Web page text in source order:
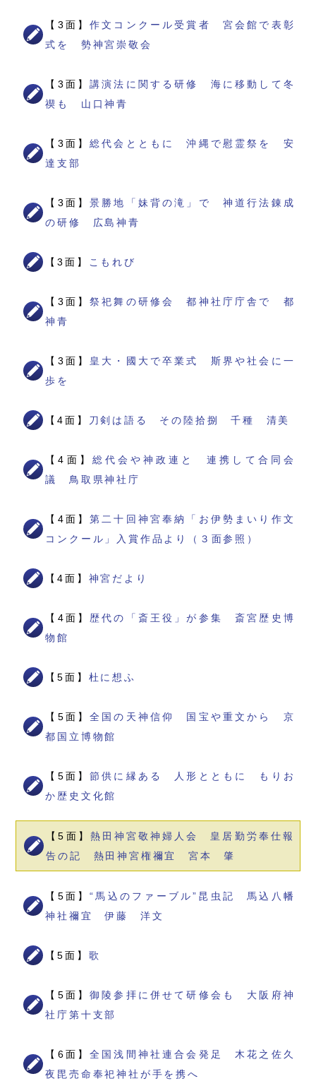
【3面】作文コンクール受賞者 宮会館で表彰
式を 勢神宮崇敬会
【3面】講演法に関する研修 海に移動して冬
禊も 山口神青
【3面】総代会とともに 沖縄で慰霊祭を 安
達支部
【3面】景勝地「妹背の滝」で 神道行法錬成
の研修 広島神青
【3面】 こもれび
【3面】祭祀舞の研修会 都神社庁庁舎で 都
神青
【3面】 皇大・國大で卒業式 斯界や社会に一
歩を
【4面】 刀剣は語る その陸拾捌 千種 清美
【4面】 総代会や神政連と 連携して合同会
議 鳥取県神社庁
【4面】第二十回神宮奉納「お伊勢まいり作文
コンクール」入賞作品より（３面参照）
【4面】 神宮だより
【4面】 歴代の「斎王役」が参集 斎宮歴史博
物館
【5面】 杜に想ふ
【5面】全国の天神信仰 国宝や重文から 京
都国立博物館
【5面】節供に縁ある 人形とともに もりお
か歴史文化館
【5面】 熱田神宮敬神婦人会 皇居勤労奉仕報
告の記 熱田神宮権禰宜 宮本 肇
【5面】“馬込のファーブル”昆虫記 馬込八幡
神社禰宜 伊藤 洋文
【5面】 歌
【5面】御陵参拝に併せて研修会も 大阪府神
社庁第十支部
【6面】全国浅間神社連合会発足 木花之佐久
夜毘売命奉祀神社が手を携へ